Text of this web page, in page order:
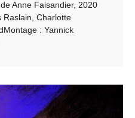
Anne Faisandier, 2020
Raslain, Charlotte
: Yannick